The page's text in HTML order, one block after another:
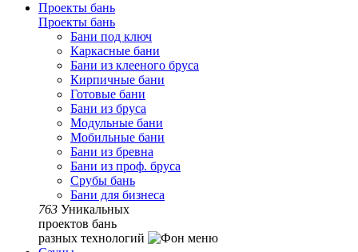
Проекты бань
Проекты бань
Бани под ключ
Каркасные бани
Бани из клееного бруса
Кирпичные бани
Готовые бани
Бани из бруса
Модульные бани
Мобильные бани
Бани из бревна
Бани из проф. бруса
Срубы бань
Бани для бизнеса
763 Уникальных
проектов бань
разных технологий